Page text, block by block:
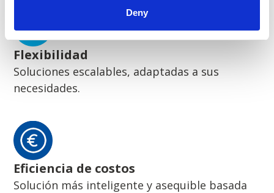
Deny
Flexibilidad
Soluciones escalables, adaptadas a sus
necesidades.
Eficiencia de costos
Solución más inteligente y asequible basada